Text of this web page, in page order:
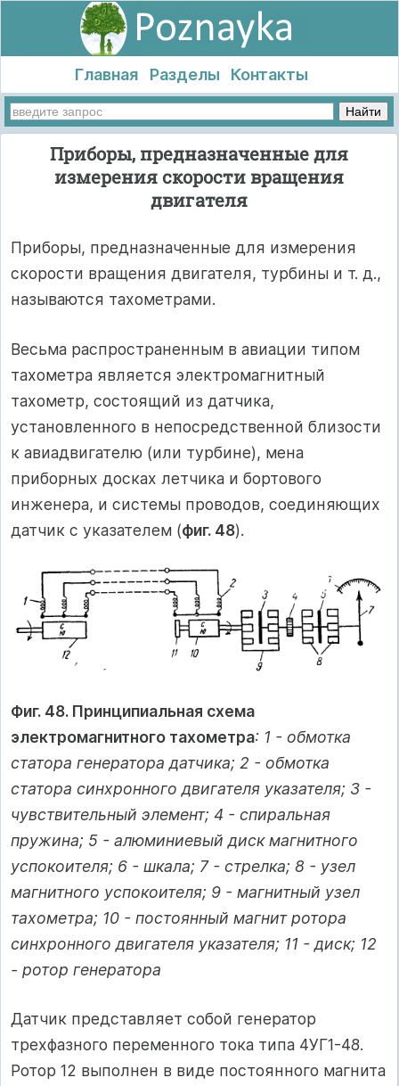
Главная Разделы Контакты
Приборы, предназначенные для
измерения скорости вращения
двигателя
Приборы, предназначенные для измерения
скорости вращения двигателя, турбины и т. д.,
называются тахометрами.
Весьма распространенным в авиации типом
тахометра является электромагнитный
тахометр, состоящий из датчика,
установленного в непосредственной близости
к авиадвигателю (или турбине), мена
приборных досках летчика и бортового
инженера, и системы проводов, соединяющих
датчик с указателем (фиг. 48).
Фиг. 48. Принципиальная схема
электромагнитного тахометра: 1 - обмотка
статора генератора датчика; 2 - обмотка
статора синхронного двигателя указателя; 3 -
чувствительный элемент; 4 - спиральная
пружина; 5 - алюминиевый диск магнитного
успокоителя; 6 - шкала; 7 - стрелка; 8 - узел
магнитного успокоителя; 9 - магнитный узел
тахометра; 10 - постоянный магнит ротора
синхронного двигателя указателя; 11 - диск; 12
- ротор генератора
Датчик представляет собой генератор
трехфазного переменного тока типа 4УГ1-48.
Ротор 12 выполнен в виде постоянного магнита